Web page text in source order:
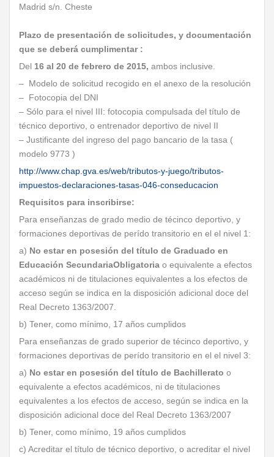
Madrid s/n. Cheste
Plazo de presentación de solicitudes, y documentación
que se deberá cumplimentar :
Del 16 al 20 de febrero de 2015, ambos inclusive.
– Modelo de solicitud recogido en el anexo de la resolución
– Fotocopia del DNI
– Sólo para el nivel III: fotocopia compulsada del título de
técnico deportivo, o entrenador deportivo de nivel II
– Justificante del ingreso del pago bancario de la tasa (
modelo 9773 )
http://www.chap.gva.es/web/tributos-y-juego/tributos-
impuestos-declaraciones-tasas-046-conseducacion
Requisitos para inscribirse:
Para enseñanzas de grado medio de técinco deportivo, y
formaciones deportivas de perído transitorio en el el nivel 1:
a) No estar en posesión del título de Graduado en
Educación SecundariaObligatoria o equivalente a efectos
académicos ni de titulaciones equivalentes a los efectos de
acceso según se indica en la disposición adicional doce del
Real Decreto 1363/2007.
b) Tener, como mínimo, 17 años cumplidos
Para enseñanzas de grado superior de técinco deportivo, y
formaciones deportivas de perído transitorio en el el nivel 3:
a) No estar en posesión del título de Bachillerato o
equivalente a efectos académicos, ni de titulaciones
equivalentes a los efectos de acceso, según se indica en la
disposición adicional doce del Real Decreto 1363/2007
b) Tener, como mínimo, 19 años cumplidos
c) Acreditar el título de técnico deportivo, o acreditar el nivel